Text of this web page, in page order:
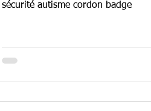
sécurité autisme cordon badge